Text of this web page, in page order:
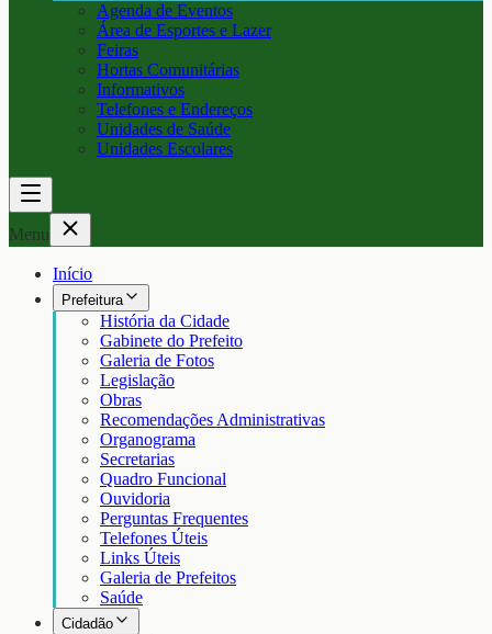
Agenda de Eventos
Área de Esportes e Lazer
Feiras
Hortas Comunitárias
Informativos
Telefones e Endereços
Unidades de Saúde
Unidades Escolares
Menu
Início
Prefeitura
História da Cidade
Gabinete do Prefeito
Galeria de Fotos
Legislação
Obras
Recomendações Administrativas
Organograma
Secretarias
Quadro Funcional
Ouvidoria
Perguntas Frequentes
Telefones Úteis
Links Úteis
Galeria de Prefeitos
Saúde
Cidadão